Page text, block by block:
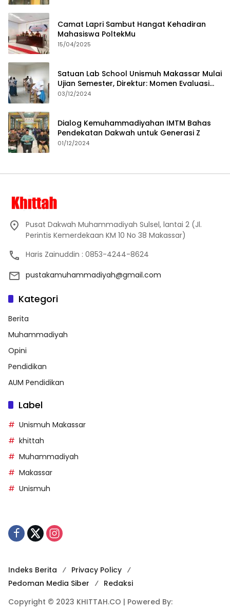
Camat Lapri Sambut Hangat Kehadiran
Mahasiswa PoltekMu
15/04/2025
Satuan Lab School Unismuh Makassar Mulai
Ujian Semester, Direktur: Momen Evaluasi
Proses Pembelajaran
03/12/2024
Dialog Kemuhammadiyahan IMTM Bahas
Pendekatan Dakwah untuk Generasi Z
01/12/2024
Pusat Dakwah Muhammadiyah Sulsel, lantai 2 (Jl.
Perintis Kemerdekaan KM 10 No 38 Makassar)
Haris Zainuddin : 0853-4244-8624
pustakamuhammadiyah@gmail.com
Kategori
Berita
Muhammadiyah
Opini
Pendidikan
AUM Pendidikan
Label
Unismuh Makassar
khittah
Muhammadiyah
Makassar
Unismuh
Indeks Berita
Privacy Policy
Pedoman Media Siber
Redaksi
Copyright © 2023 KHITTAH.CO | Powered By: